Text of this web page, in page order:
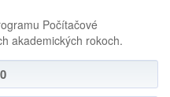
Počítačové
akademických rokoch.